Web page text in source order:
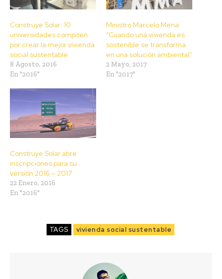
Construye Solar: 10
universidades compiten
por crear la mejor vivienda
social sustentable
8 Agosto, 2016
En "2016"
Ministro Marcelo Mena:
“Cuando una vivienda es
sostenible se transforma
en una solución ambiental”
2 Mayo, 2017
En "2017"
Construye Solar abre
inscripciones para su
versión 2016 – 2017
22 Enero, 2016
En "2016"
TAGS vivienda social sustentable